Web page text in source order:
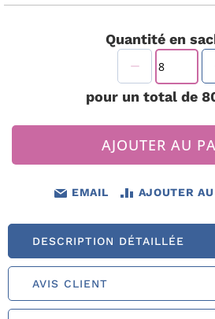
Quantité en
pour un total de
AJOUTER AU
EMAIL AJOUTER
DESCRIPTION DÉTAILLÉE
AVIS CLIENT